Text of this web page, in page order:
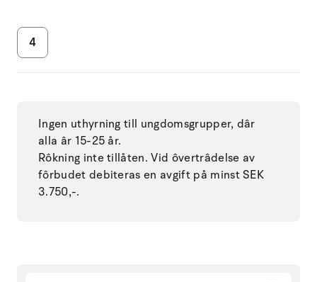
4
Ingen uthyrning till ungdomsgrupper, dâr
alla âr 15-25 år.
Rôkning inte tillåten. Vid ôvertrâdelse av
fôrbudet debiteras en avgift på minst SEK
3.750,-.